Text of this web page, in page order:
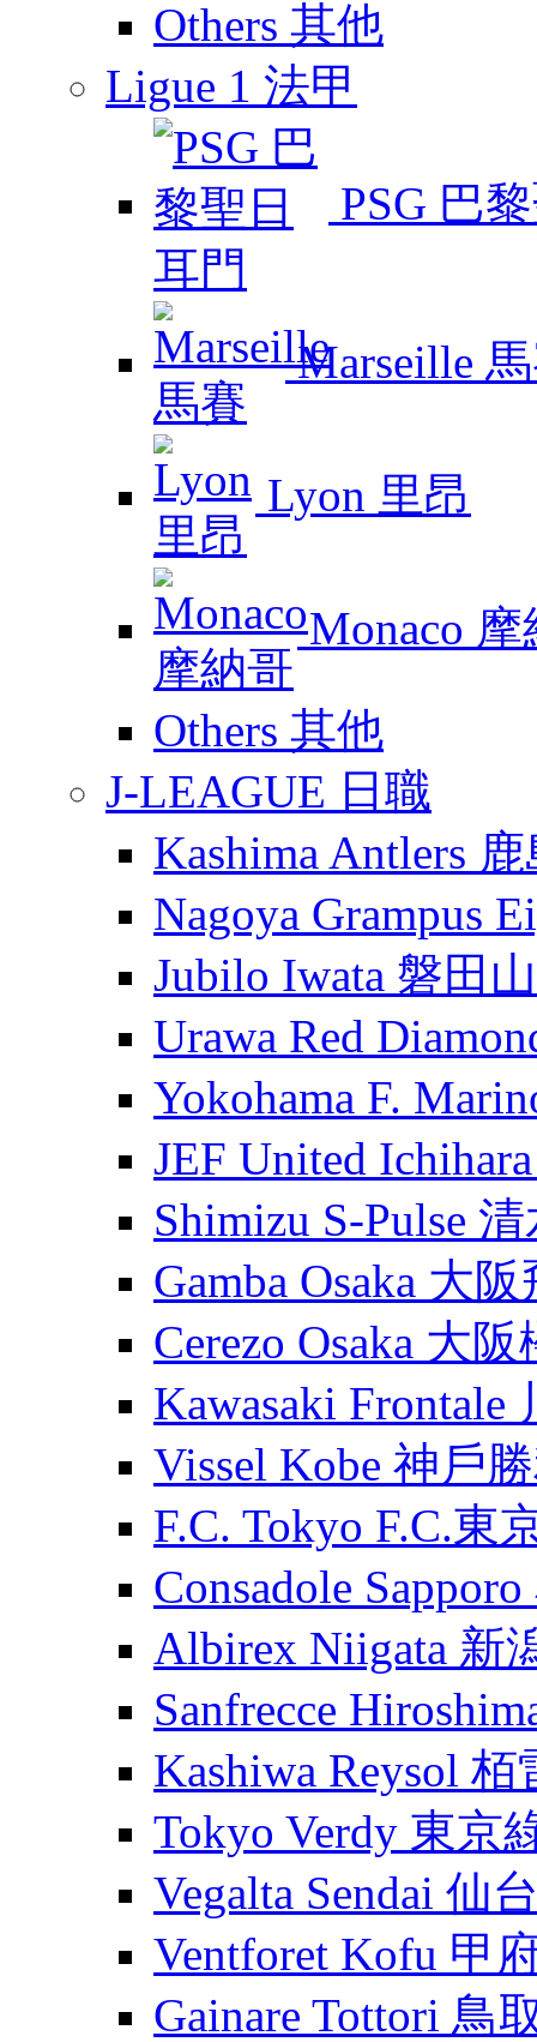
Others 其他
Ligue 1 法甲
PSG 巴
Marseille
Lyon 里昂
Monaco 摩
Others 其他
J-LEAGUE 日職
Kashima Antlers
Nagoya Grampus
Jubilo Iwata 磐田
Urawa Red
Yokohama F.
JEF United
Shimizu S-Pulse
Gamba Osaka 大
Cerezo Osaka 大
Kawasaki Frontale
Vissel Kobe 神戶
F.C. Tokyo F.C.東
Consadole
Albirex Niigata 新
Sanfrecce
Kashiwa Reysol
Tokyo Verdy 東京
Vegalta Sendai 仙
Ventforet Kofu 甲
Gainare Tottori 鳥